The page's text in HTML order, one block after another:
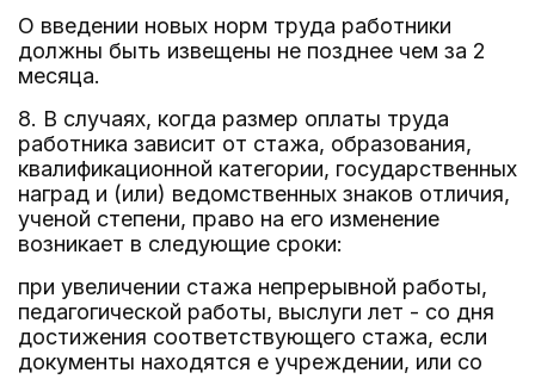
О введении новых норм труда работники
должны быть извещены не позднее чем за 2
месяца.
8. В случаях, когда размер оплаты труда
работника зависит от стажа, образования,
квалификационной категории, государственных
наград и (или) ведомственных знаков отличия,
ученой степени, право на его изменение
возникает в следующие сроки:
при увеличении стажа непрерывной работы,
педагогической работы, выслуги лет - со дня
достижения соответствующего стажа, если
документы находятся е учреждении, или со